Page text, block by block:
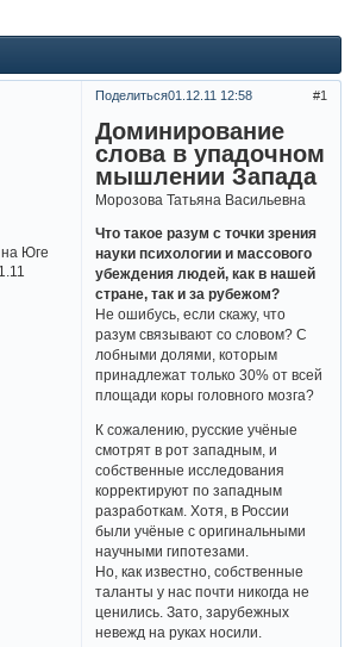
Поделиться 1
01.12.11 12:58
Юге
Доминирование
слова в упадочном
мышлении Запада
Морозова Татьяна Васильевна
Что такое разум с точки зрения
науки психологии и массового
убеждения людей, как в нашей
стране, так и за рубежом?
Не ошибусь, если скажу, что
разум связывают со словом? С
лобными долями, которым
принадлежат только 30% от всей
площади коры головного мозга?
К сожалению, русские учёные
смотрят в рот западным, и
собственные исследования
корректируют по западным
разработкам. Хотя, в России
были учёные с оригинальными
научными гипотезами.
Но, как известно, собственные
таланты у нас почти никогда не
ценились. Зато, зарубежных
невежд на руках носили.